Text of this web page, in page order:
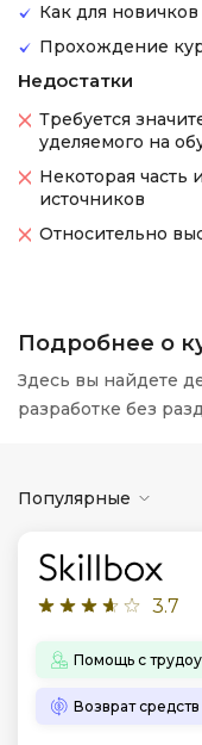
Как для
Прохождение
Недостатки
Требуется
уделяемого на
Некоторая часть
источников
Относительно
Подробнее о
Здесь вы найдете
разработке без
Популярные
3.7
Помощь с
Возврат средств